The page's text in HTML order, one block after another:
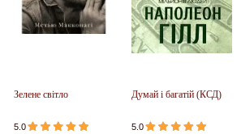
Зелене світло
5.0
Думай і багатій (КСД)
5.0